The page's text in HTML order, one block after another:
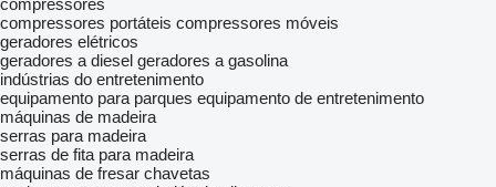
compressores
compressores portáteis compressores móveis
geradores elétricos
geradores a diesel geradores a gasolina
indústrias do entretenimento
equipamento para parques equipamento de entretenimento
máquinas de madeira
serras para madeira
serras de fita para madeira
máquinas de fresar chavetas